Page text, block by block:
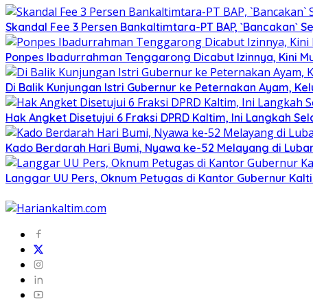
Skandal Fee 3 Persen Bankaltimtara-PT BAP, `Bancakan`
Ponpes Ibadurrahman Tenggarong Dicabut Izinnya, Kini
Di Balik Kunjungan Istri Gubernur ke Peternakan Ayam,
Hak Angket Disetujui 6 Fraksi DPRD Kaltim, Ini Langkah
Kado Berdarah Hari Bumi, Nyawa ke-52 Melayang di
Langgar UU Pers, Oknum Petugas di Kantor Gubernur